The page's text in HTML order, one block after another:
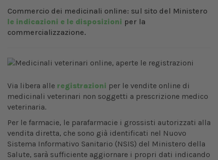
Commercio dei medicinali online: sul sito del Ministero
le indicazioni e le disposizioni per la
commercializzazione.
Via libera alle registrazioni per le vendite online di
medicinali veterinari non soggetti a prescrizione medico
veterinaria.
Per le farmacie, le parafarmacie i grossisti autorizzati alla
vendita diretta, che sono già identificati nel Nuovo
Sistema Informativo Sanitario (NSIS) del Ministero della
Salute, sarà sufficiente aggiornare i propri dati indicando